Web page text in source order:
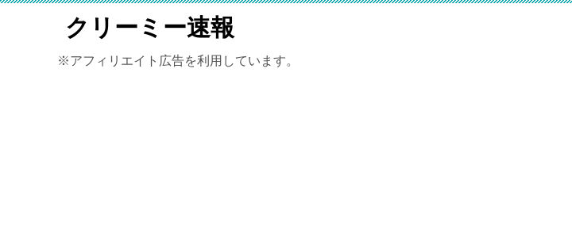
クリーミー速報
※アフィリエイト広告を利用しています。